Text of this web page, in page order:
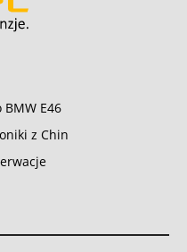
E46
z Chin